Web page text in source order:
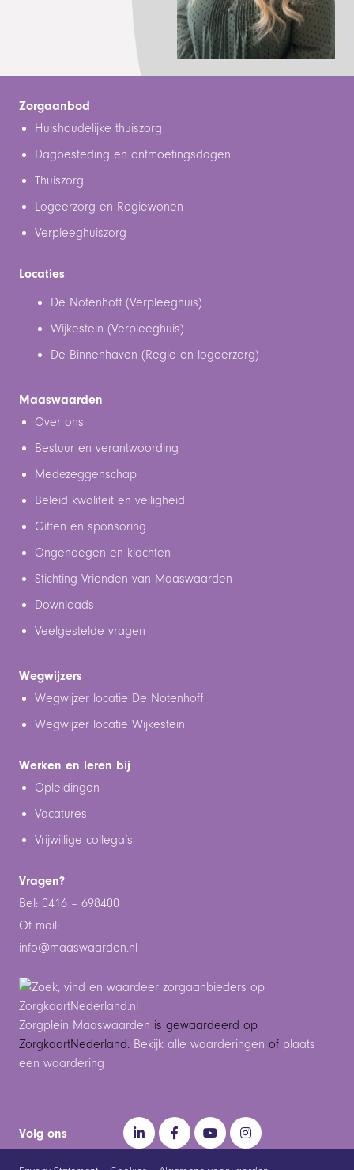
Zorgaanbod
Huishoudelijke thuiszorg
Dagbesteding en ontmoetingsdagen
Thuiszorg
Logeerzorg en Regiewonen
Verpleeghuiszorg
Locaties
De Notenhoff (Verpleeghuis)
Wijkestein (Verpleeghuis)
De Binnenhaven (Regie en logeerzorg)
Maaswaarden
Over ons
Bestuur en verantwoording
Medezeggenschap
Beleid kwaliteit en veiligheid
Giften en sponsoring
Ongenoegen en klachten
Stichting Vrienden van Maaswaarden
Downloads
Veelgestelde vragen
Wegwijzers
Wegwijzer locatie De Notenhoff
Wegwijzer locatie Wijkestein
Werken en leren bij
Opleidingen
Vacatures
Vrijwillige collega’s
Vragen?
Bel: 0416 – 698400
Of mail:
info@maaswaarden.n
Zorgplein Maaswaarden is gewaardeerd op
ZorgkaartNederland. Bekijk alle waarderingen of plaats
een waardering
Volg ons